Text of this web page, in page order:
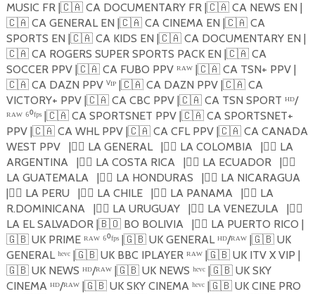
MUSIC FR |🇨🇦CA DOCUMENTARY FR |🇨🇦CA NEWS EN |
🇨🇦CA GENERAL EN |🇨🇦CA CINEMA EN |🇨🇦CA
SPORTS EN |🇨🇦CA KIDS EN |🇨🇦CA DOCUMENTARY EN |
🇨🇦CA ROGERS SUPER SPORTS PACK EN |🇨🇦CA
SOCCER PPV |🇨🇦CA FUBO PPV ᴿᴬᵂ |🇨🇦CA TSN+ PPV |
🇨🇦CA DAZN PPV ⱽᴵᴾ |🇨🇦CA DAZN PPV |🇨🇦CA
VICTORY+ PPV |🇨🇦CA CBC PPV |🇨🇦CA TSN SPORT ᴴᴰ/
ᴿᴬᵂ ⁶⁰ᶠᵖˢ |🇨🇦CA SPORTSNET PPV |🇨🇦CA SPORTSNET+
PPV |🇨🇦CA WHL PPV |🇨🇦CA CFL PPV |🇨🇦CA CANADA
WEST PPV
|🏴‍☠️ LA GENERAL |🏴‍☠️ LA COLOMBIA |🏴‍☠️ LA
ARGENTINA
|🏴‍☠️ LA COSTA RICA |🏴‍☠️ LA ECUADOR |🏴‍☠️
LA GUATEMALA
|🏴‍☠️ LA HONDURAS |🏴‍☠️ LA NICARAGUA
|🏴‍☠️ LA PERU |🏴‍☠️ LA CHILE |🏴‍☠️ LA PANAMA |🏴‍☠️ LA
R.DOMINICANA
|🏴‍☠️ LA URUGUAY |🏴‍☠️ LA VENEZULA |🏴‍☠️
LA EL SALVADOR |🇧🇴BO BOLIVIA |🏴‍☠️ LA PUERTO RICO |
🇬🇧UK PRIME ᴿᴬᵂ ⁶⁰ᶠᵖˢ |🇬🇧UK GENERAL ᴴᴰ/ᴿᴬᵂ |🇬🇧UK
GENERAL ʰᵉᵛᶜ |🇬🇧UK BBC IPLAYER ᴿᴬᵂ |🇬🇧UK ITV X VIP |
🇬🇧UK NEWS ᴴᴰ/ᴿᴬᵂ |🇬🇧UK NEWS ʰᵉᵛᶜ |🇬🇧UK SKY
CINEMA ᴴᴰ/ᴿᴬᵂ |🇬🇧UK SKY CINEMA ʰᵉᵛᶜ |🇬🇧UK CINE PRO